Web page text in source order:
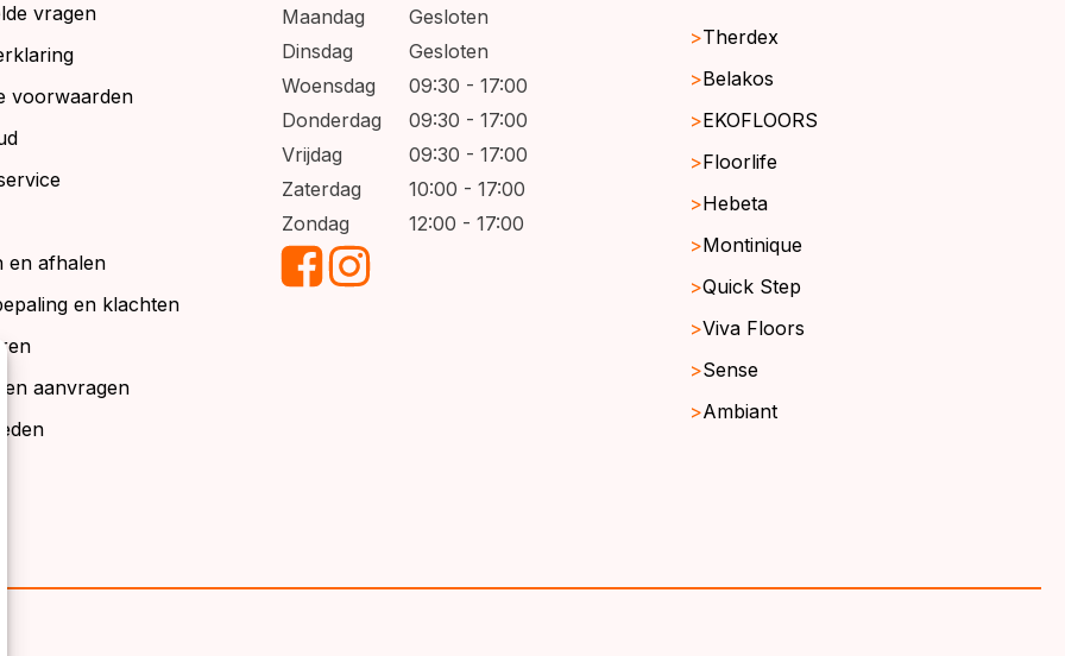
vragen
voorwaarden
en afhalen
en klachten
aanvragen
Maandag
Gesloten
Dinsdag
Gesloten
Woensdag
09:30 - 17:00
Donderdag
09:30 - 17:00
Vrijdag
09:30 - 17:00
Zaterdag
10:00 - 17:00
Zondag
12:00 - 17:00
Therdex
Belakos
EKOFLOORS
Floorlife
Hebeta
Montinique
Quick Step
Viva Floors
Sense
Ambiant